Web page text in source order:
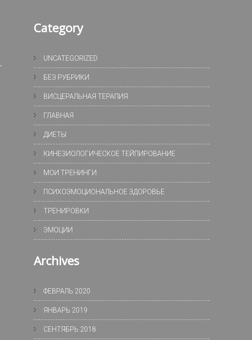
Category
UNCATEGORIZED
БЕЗ РУБРИКИ
ВИСЦЕРАЛЬНАЯ ТЕРАПИЯ
ГЛАВНАЯ
ДИЕТЫ
КИНЕЗИОЛОГИЧЕСКОЕ ТЕЙПИРОВАНИЕ
МОИ ТРЕНИНГИ
ПСИХОЭМОЦИОНАЛЬНОЕ ЗДОРОВЬЕ
ТРЕНИРОВКИ
ЭМОЦИИ
Archives
ФЕВРАЛЬ 2020
ЯНВАРЬ 2019
СЕНТЯБРЬ 2018